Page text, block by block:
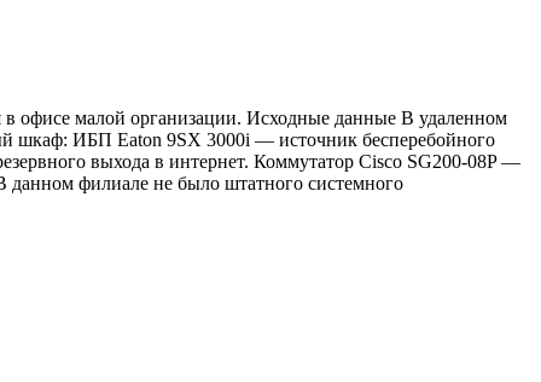
в офисе малой организации. Исходные данные В удаленном
шкаф: ИБП Eaton 9SX 3000i — источник бесперебойного
выхода в интернет. Коммутатор Cisco SG200-08P —
данном филиале не было штатного системного